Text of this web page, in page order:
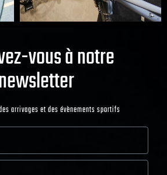
vous à notre
arrivages et des évènements sportifs